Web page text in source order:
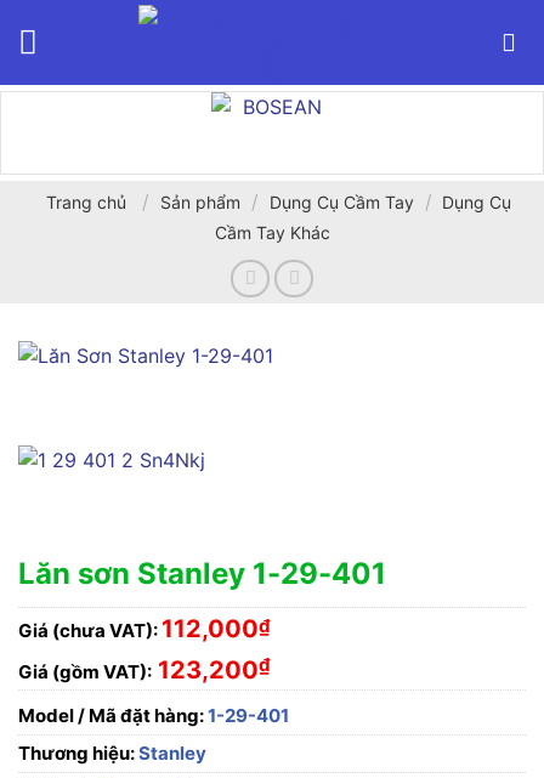
Trang chủ / Sản phẩm / Dụng Cụ Cầm Tay / Dụng Cụ
Cầm Tay Khác
Lăn sơn Stanley 1-29-401
Giá (chưa VAT): 112,000₫
Giá (gồm VAT): 123,200₫
Model / Mã đặt hàng:1-29-401
Thương hiệu:Stanley